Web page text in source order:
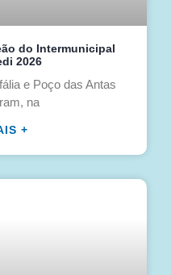
do Intermunicipal
2026
e Poço das Antas
na
+